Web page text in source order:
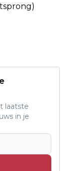
laatste
in je